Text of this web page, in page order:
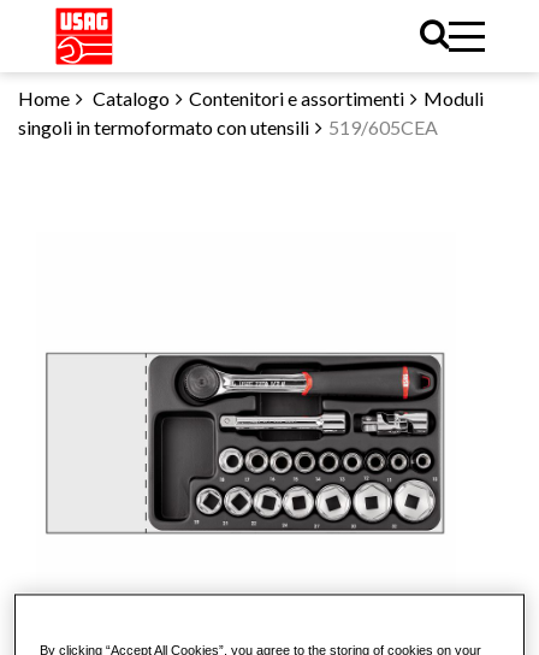
Home Catalogo Contenitori e assortimenti
Moduli
singoli in termoformato con utensili
519/605CEA
By clicking “Accept All Cookies”, you agree to the storing of cookies on your